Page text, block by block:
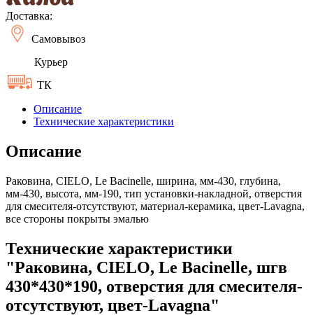
Доставка:
Самовывоз
Курьер
ТК
Описание
Технические характеристики
Описание
Раковина, CIELO, Le Bacinelle, ширина, мм-430, глубина,
мм-430, высота, мм-190, тип установки-накладной, отверстия
для смесителя-отсутствуют, материал-керамика, цвет-Lavagna,
все стороны покрыты эмалью
Технические характеристики
"Раковина, CIELO, Le Bacinelle, шгв
430*430*190, отверстия для смесителя-
отсутствуют, цвет-Lavagna"